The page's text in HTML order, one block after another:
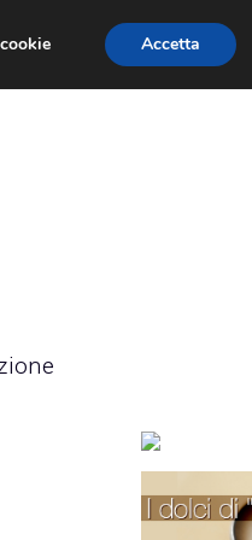
TORTE PER BAMBINI
Accetta